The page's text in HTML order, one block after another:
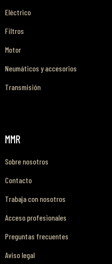
Eléctrico
Filtros
Motor
Neumáticos y accesorios
Transmisión
MMR
Sobre nosotros
Contacto
Trabaja con nosotros
Acceso profesionales
Preguntas frecuentes
Aviso legal